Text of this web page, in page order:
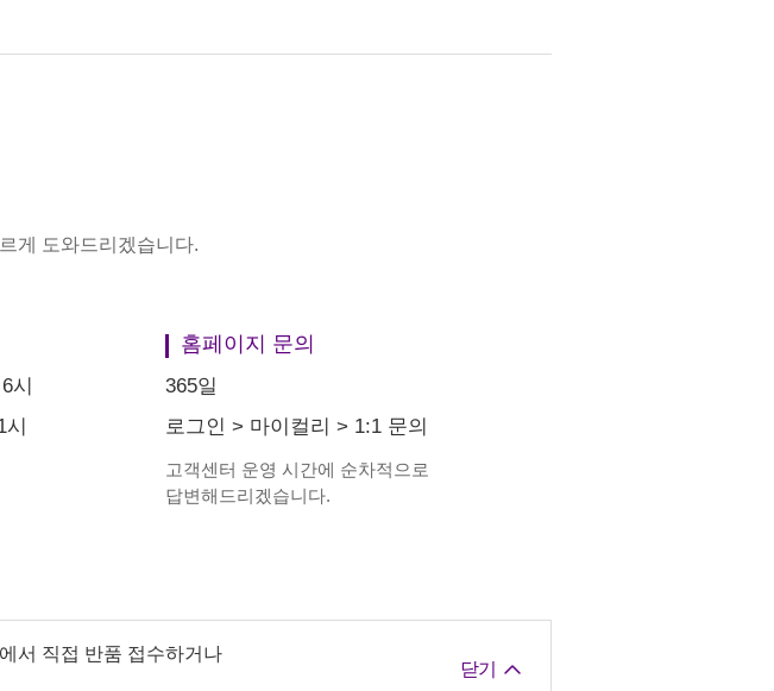
게 도와드리겠습니다.
시
시
홈페이지 문의
365일
로그인 > 마이컬리 > 1:1 문의
고객센터 운영 시간에 순차적으로
답변해드리겠습니다.
서 직접 반품 접수하거나
닫기